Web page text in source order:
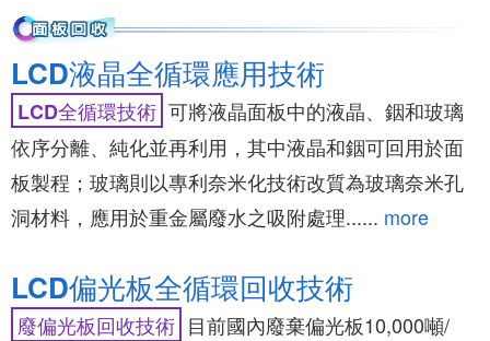
LCD液晶全循環應用技術
LCD全循環技術 可將液晶面板中的液晶、銦和玻璃
依序分離、純化並再利用，其中液晶和銦可回用於面
板製程；玻璃則以專利奈米化技術改質為玻璃奈米孔
洞材料，應用於重金屬廢水之吸附處理...... more
LCD偏光板全循環回收技術
廢偏光板回收技術 目前國內廢棄偏光板10,000噸/